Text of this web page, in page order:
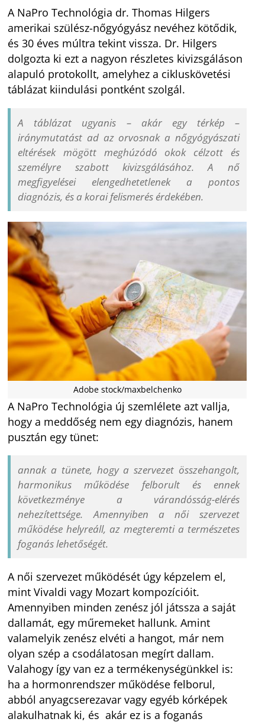
A NaPro Technológia dr. Thomas Hilgers
amerikai szülész-nőgyógyász nevéhez kötődik,
és 30 éves múltra tekint vissza. Dr. Hilgers
dolgozta ki ezt a nagyon részletes kivizsgáláson
alapuló protokollt, amelyhez a cikluskövetési
táblázat kiindulási pontként szolgál.
A táblázat ugyanis – akár egy térkép –
iránymutatást ad az orvosnak a nőgyógyászati
eltérések mögött meghúzódó okok célzott és
személyre szabott kivizsgálásához. A nő
megfigyelései elengedhetetlenek a pontos
diagnózis, és a korai felismerés érdekében.
Adobe stock/maxbelchenko
A NaPro Technológia új szemlélete azt vallja,
hogy a meddőség nem egy diagnózis, hanem
pusztán egy tünet:
annak a tünete, hogy a szervezet összehangolt,
harmonikus működése felborult és ennek
következménye a várandósság-elérés
nehezítettsége. Amennyiben a női szervezet
működése helyreáll, az megteremti a természetes
foganás lehetőségét.
A női szervezet működését úgy képzelem el,
mint Vivaldi vagy Mozart kompozícióit.
Amennyiben minden zenész jól játssza a saját
dallamát, egy műremeket hallunk. Amint
valamelyik zenész elvéti a hangot, már nem
olyan szép a csodálatosan megírt dallam.
Valahogy így van ez a termékenységünkkel is:
ha a hormonrendszer működése felborul,
abból anyagcserezavar vagy egyéb kórképek
alakulhatnak ki, és akár ez is a foganás